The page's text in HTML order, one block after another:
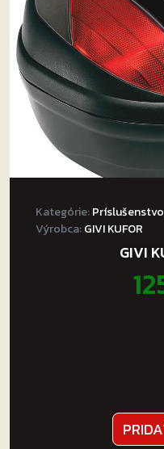
Kategórie:Príslušenstvo
Výrobca:GIVI KUFOR
GIVI